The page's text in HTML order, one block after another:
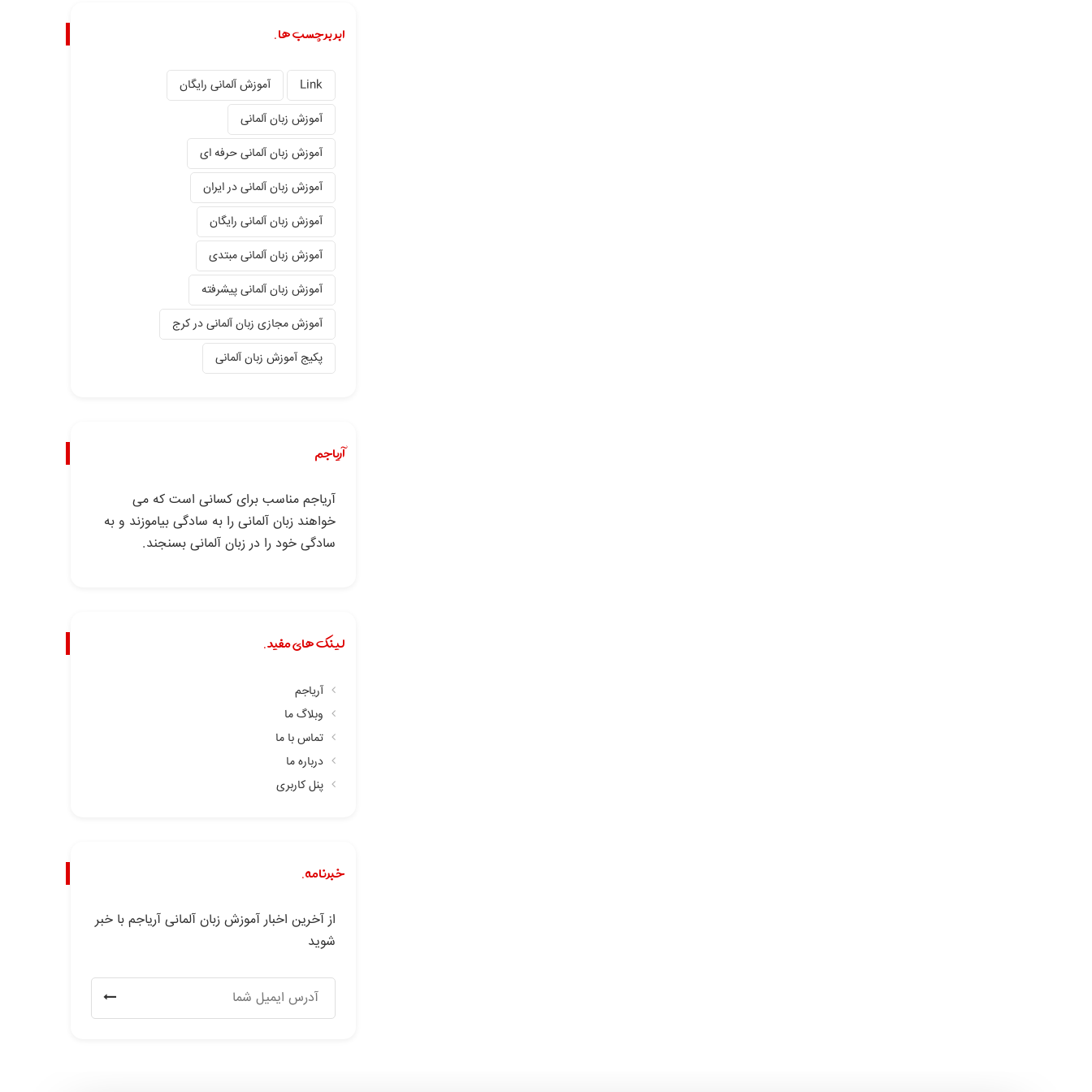
ابر برچسب ها.
Link
آموزش آلمانی رایگان
آموزش زبان آلمانی
آموزش زبان آلمانی حرفه ای
آموزش زبان آلمانی در ایران
آموزش زبان آلمانی رایگان
آموزش زبان آلمانی مبتدی
آموزش زبان آلمانی پیشرفته
آموزش مجازی زبان آلمانی در کرج
پکیج آموزش زبان آلمانی
آریاجم
آریاجم مناسب برای کسانی است که می
خواهند زبان آلمانی را به سادگی بیاموزند و به
سادگی خود را در زبان آلمانی بسنجند.
لینک های مفید.
آریاجم
وبلاگ ما
تماس با ما
درباره ما
پنل کاربری
خبرنامه.
از آخرین اخبار آموزش زبان آلمانی آریاجم با خبر
شوید